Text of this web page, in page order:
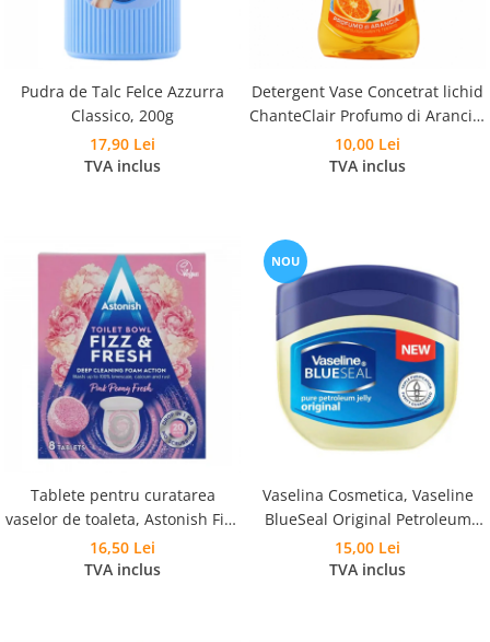
Pudra de Talc Felce Azzurra
Classico, 200g
17,90 Lei
TVA inclus
Detergent Vase Concetrat lichid
ChanteClair Profumo di Arancia,
500ml
10,00 Lei
TVA inclus
Tablete pentru curatarea
vaselor de toaleta, Astonish Fizz
and Fresh Pink Peony Fresh 8
buc
16,50 Lei
TVA inclus
NOU
Vaselina Cosmetica, Vaseline
BlueSeal Original Petroleum
Jelly 100ml
15,00 Lei
TVA inclus